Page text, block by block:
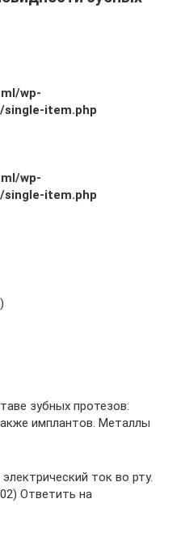
wp-
item.php
wp-
item.php
зубных протезов:
имплантов. Металлы
ток во рту.
Ответить на